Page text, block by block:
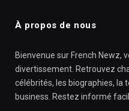
À propos de nous
Bienvenue sur French Newz,
divertissement. Retrouvez
célébrités, les biographies, la
business. Restez informé